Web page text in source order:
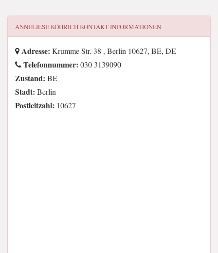
ANNELIESE KÖHRICHKONTAKT INFORMATIONEN
Adresse: Krumme Str. 38 , Berlin 10627, BE, DE
Telefonnummer: 030 3139090
Zustand: BE
Stadt: Berlin
Postleitzahl: 10627